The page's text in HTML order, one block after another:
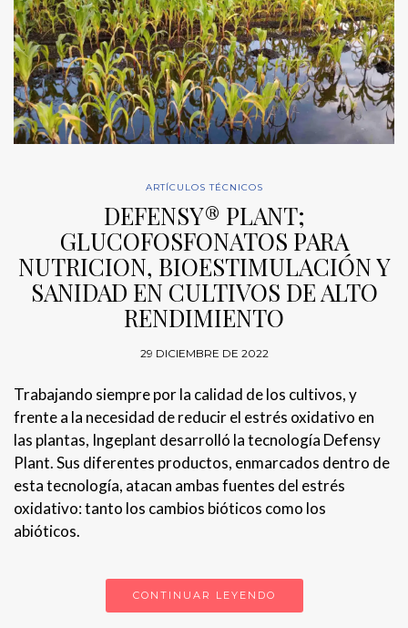
ARTÍCULOS TÉCNICOS
DEFENSY® PLANT;
GLUCOFOSFONATOS PARA
NUTRICION, BIOESTIMULACIÓN Y
SANIDAD EN CULTIVOS DE ALTO
RENDIMIENTO
29 DICIEMBRE DE 2022
Trabajando siempre por la calidad de los cultivos, y
frente a la necesidad de reducir el estrés oxidativo en
las plantas, Ingeplant desarrolló la tecnología Defensy
Plant. Sus diferentes productos, enmarcados dentro de
esta tecnología, atacan ambas fuentes del estrés
oxidativo: tanto los cambios bióticos como los
abióticos.
CONTINUAR LEYENDO